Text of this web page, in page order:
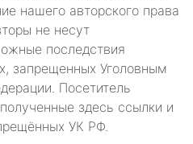
нашего авторского права
не несут
последствия
запрещенных Уголовным
Посетитель
здесь ссылки и
УК РФ.